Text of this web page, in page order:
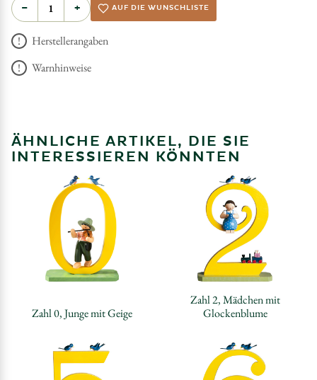
− + AUF DIE WUNSCHLISTE
Herstellerangaben
Warnhinweise
ÄHNLICHE ARTIKEL, DIE SIE
INTERESSIEREN KÖNNTEN
Zahl 0, Junge mit Geige
Zahl 2, Mädchen mit
Glockenblume